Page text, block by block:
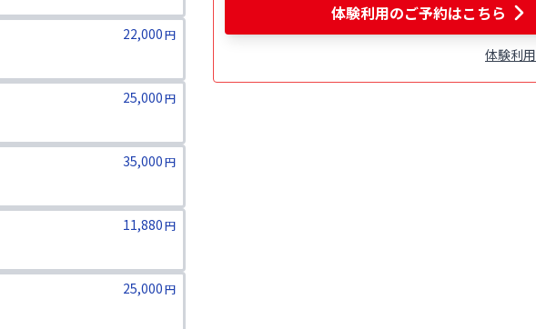
22,000円
25,000円
35,000円
11,880円
25,000円
体験利用のご予約はこちら
体験利用